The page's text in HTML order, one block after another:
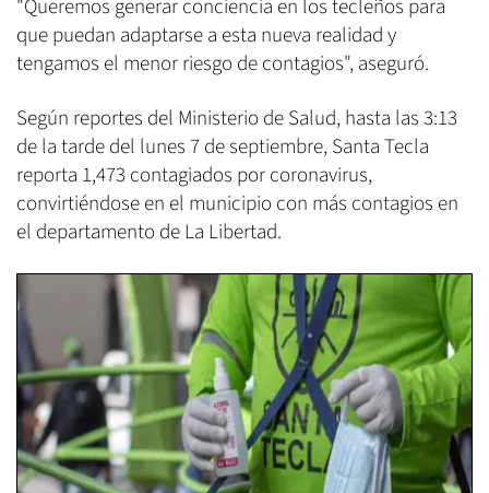
"Queremos generar conciencia en los tecleños para
que puedan adaptarse a esta nueva realidad y
tengamos el menor riesgo de contagios", aseguró.
Según reportes del Ministerio de Salud, hasta las 3:13
de la tarde del lunes 7 de septiembre, Santa Tecla
reporta 1,473 contagiados por coronavirus,
convirtiéndose en el municipio con más contagios en
el departamento de La Libertad.